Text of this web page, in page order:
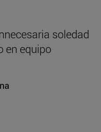
soledad
en equipo